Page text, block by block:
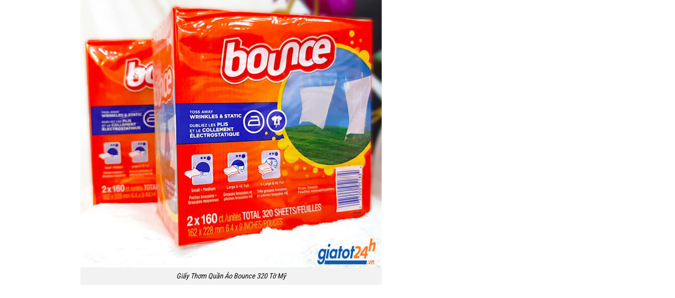
Giấy Thơm Quần Áo Bounce 320 Tờ Mỹ